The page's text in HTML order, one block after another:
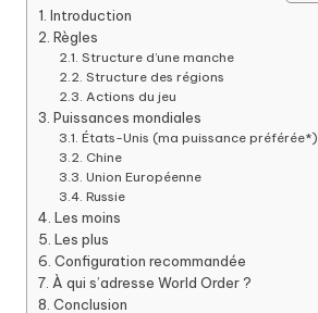
Introduction
Règles
Structure d’une manche
Structure des régions
Actions du jeu
Puissances mondiales
États-Unis (ma puissance préférée*)
Chine
Union Européenne
Russie
Les moins
Les plus
Configuration recommandée
À qui s’adresse World Order ?
Conclusion